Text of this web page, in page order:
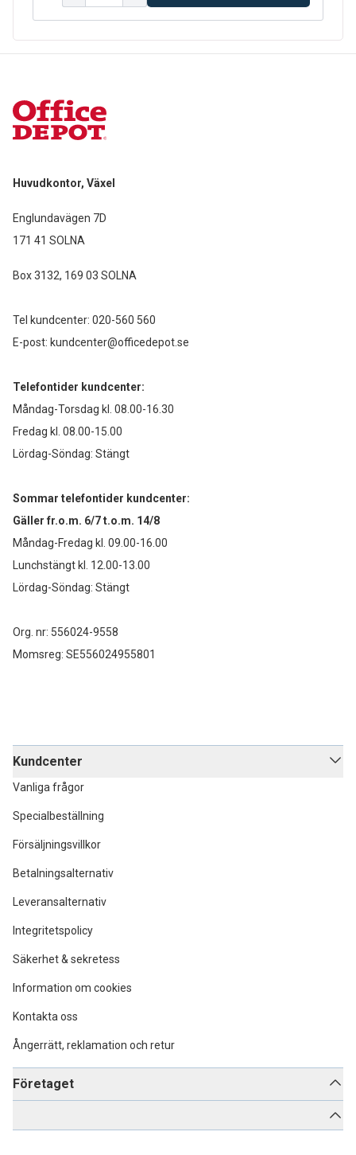
Huvudkontor, Växel
Englundavägen 7D
171 41 SOLNA
Box 3132, 169 03 SOLNA
Tel kundcenter: 020-560 560
E-post: kundcenter@officedepot.se
Telefontider kundcenter:
Måndag-Torsdag kl. 08.00-16.30
Fredag kl. 08.00-15.00
Lördag-Söndag: Stängt
Sommar telefontider kundcenter:
Gäller fr.o.m. 6/7 t.o.m. 14/8
Måndag-Fredag kl. 09.00-16.00
Lunchstängt kl. 12.00-13.00
Lördag-Söndag: Stängt
Org. nr: 556024-9558
Momsreg: SE556024955801
Kundcenter
Vanliga frågor
Specialbeställning
Försäljningsvillkor
Betalningsalternativ
Leveransalternativ
Integritetspolicy
Säkerhet & sekretess
Information om cookies
Kontakta oss
Ångerrätt, reklamation och retur
Företaget